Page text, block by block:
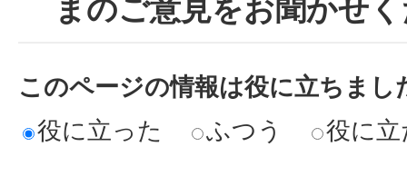
まのご意見をお聞かせ
このページの情報は役に立ちまし
役に立った
ふつう 役に